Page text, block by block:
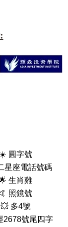
☀️ 圓字號
星座電話號碼
生肖雞
照鏡號
💥 多4號
2678號尾四字